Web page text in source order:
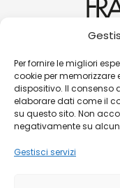
Per fornire le migliori
cookie per
dispositivo. Il consenso
elaborare dati come il
su questo sito. Non
negativamente su
Gestisci servizi
(+39) 0572
Corso
(PT)